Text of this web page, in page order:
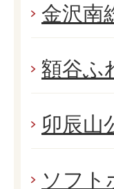
金沢南
額谷ふ
卯辰山
ソフト